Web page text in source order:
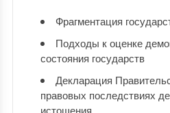
Фрагментация
Подходы к оценке
состояния государств
Декларация
правовых последствиях